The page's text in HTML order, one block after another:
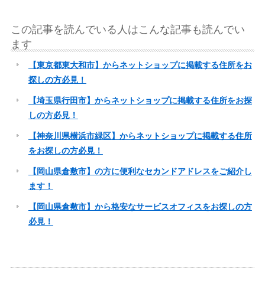
この記事を読んでいる人はこんな記事も読んでい
ます
【東京都東大和市】からネットショップに掲載する住所をお
探しの方必見！
【埼玉県行田市】からネットショップに掲載する住所をお探
しの方必見！
【神奈川県横浜市緑区】からネットショップに掲載する住所
をお探しの方必見！
【岡山県倉敷市】の方に便利なセカンドアドレスをご紹介し
ます！
【岡山県倉敷市】から格安なサービスオフィスをお探しの方
必見！